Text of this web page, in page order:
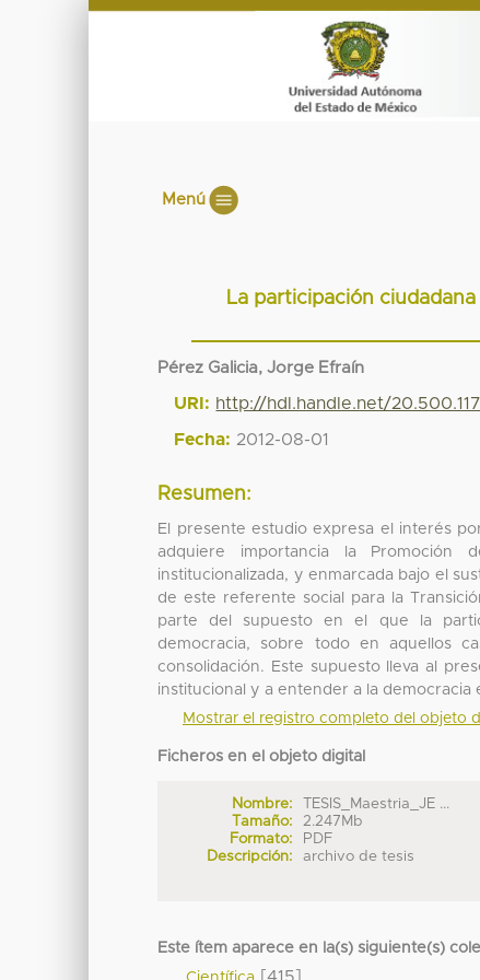
Menú
La participación
Pérez Galicia, Jorge Efraín
URI: http://hdl.handle.net/
Fecha: 2012-08-01
Resumen:
El presente estudio expresa el interés
adquiere importancia la Promoción
institucionalizada, y enmarcada bajo el
de este referente social para la
parte del supuesto en el que la
democracia, sobre todo en aquellos
consolidación. Este supuesto lleva al
institucional y a entender a la democracia
Mostrar el registro completo del objeto
Ficheros en el objeto digital
Nombre:
TESIS_Maestria_JE ...
Tamaño:
2.247Mb
Formato:
PDF
Descripción:
archivo de tesis
Este ítem aparece en la(s) siguiente(s)